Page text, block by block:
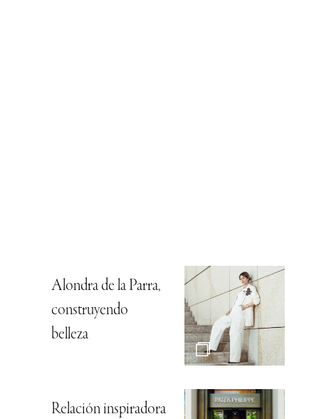
Alondra de la Parra,
construyendo
belleza
Relación inspiradora